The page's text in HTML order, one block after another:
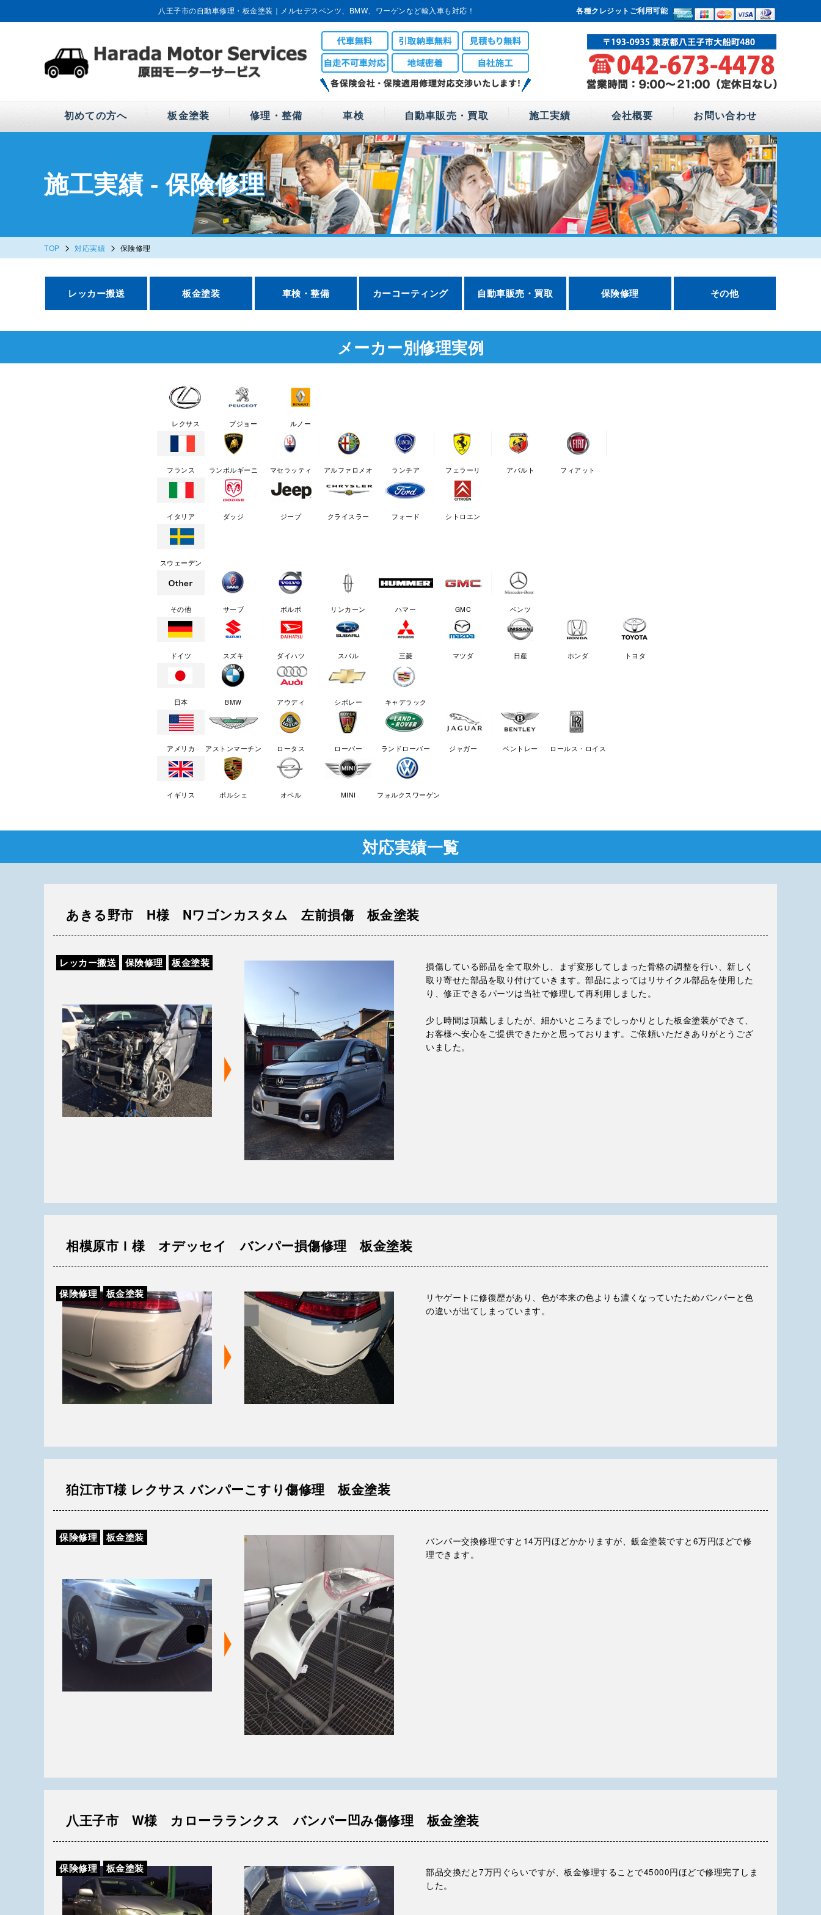
八王子市の自動車修理・板金塗装｜メルセデスベンツ、BMW、ワーゲンなど輸入車も対応！ 各種クレジットご利用可能
初めての方へ 板金塗装 修理・整備 車検 自動車販売・買取 施工実績 会社概要 お問い合わせ
施工実績 - 保険修理
TOP > 対応実績 > 保険修理
レッカー搬送 板金塗装 車検・整備 カーコーティング 自動車販売・買取 保険修理 その他
メーカー別修理実例
レクサス プジョー ルノー
フランス ランボルギーニ マセラッティ アルファロメオ ランチア フェラーリ アバルト フィアット
イタリア ダッジ ジープ クライスラー フォード シトロエン
スウェーデン
その他 サーブ ボルボ リンカーン ハマー GMC ベンツ
ドイツ スズキ ダイハツ スバル 三菱 マツダ 日産 ホンダ トヨタ
日本 BMW アウディ シボレー キャデラック
アメリカ アストンマーチン ロータス ローバー ランドローバー ジャガー ベントレー ロールス・ロイス
イギリス ポルシェ オペル MINI フォルクスワーゲン
対応実績一覧
あきる野市 H様 Nワゴンカスタム 左前損傷 板金塗装
レッカー搬送 保険修理 板金塗装
損傷している部品を全て取外し、まず変形してしまった骨格の調整を行い、新しく
取り寄せた部品を取り付けていきます。部品によってはリサイクル部品を使用した
り、修正できるパーツは当社で修理して再利用しました。
少し時間は頂戴しましたが、細かいところまでしっかりとした板金塗装ができて、
お客様へ安心をご提供できたかと思っております。ご依頼いただきありがとうござ
いました。
相模原市Ｉ様 オデッセイ バンパー損傷修理 板金塗装
保険修理 板金塗装
リヤゲートに修復歴があり、色が本来の色よりも濃くなっていたためバンパーと色
の違いが出てしまっています。
狛江市T様 レクサス バンパーこすり傷修理 板金塗装
保険修理 板金塗装
バンパー交換修理ですと14万円ほどかかりますが、鈑金塗装ですと6万円ほどで修
理できます。
八王子市 W様 カローラランクス バンパー凹み傷修理 板金塗装
保険修理 板金塗装
部品交換だと7万円ぐらいですが、板金修理することで45000円ほどで修理完了しま
した。